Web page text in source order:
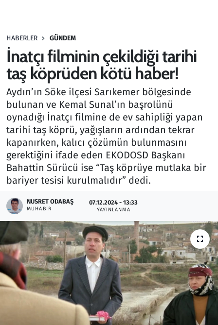
HABERLER GÜNDEM
İnatçı filminin çekildiği tarihi
taş köprüden kötü haber!
Aydın’ın Söke ilçesi Sarıkemer bölgesinde
bulunan ve Kemal Sunal’ın başrolünü
oynadığı İnatçı filmine de ev sahipliği yapan
tarihi taş köprü, yağışların ardından tekrar
kapanırken, kalıcı çözümün bulunmasını
gerektiğini ifade eden EKODOSD Başkanı
Bahattin Sürücü ise “Taş köprüye mutlaka bir
bariyer tesisi kurulmalıdır” dedi.
NUSRET ODABAŞ
MUHABIR
07.12.2024 - 13:33
YAYINLANMA
Haber
Kültür Sanat
Kurumsal Haberler
Lezzet Durağı
Memur ve Kamu
Otomobil
Resmi İlanlar
Rüya Tabirleri
Sağlık
Savunma Sanayi